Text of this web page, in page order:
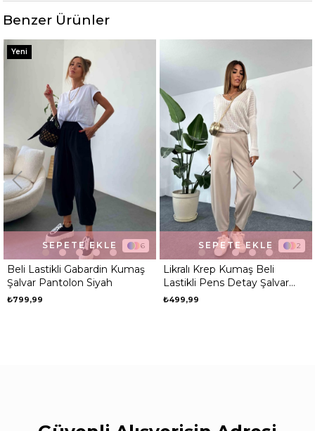
Benzer Ürünler
Likralı Krep Kumaş Beli
Lastikli Pens Detay Şalvar
Pantolon Taş
₺499,99
SEPETE EKLE
Beli Lastikli Gabardin Kumaş
Şalvar Pantolon Ekru
₺799,99
SEPETE EKLE